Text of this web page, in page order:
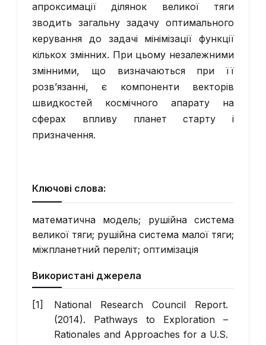
апроксимації ділянок великої тяги
зводить загальну задачу оптимального
керування до задачі мінімізації функції
кількох змінних. При цьому незалежними
змінними, що визначаються при її
розв’язанні, є компоненти векторів
швидкостей космічного апарату на
сферах впливу планет старту і
призначення.
Ключові слова:
математична модель; рушійна система
великої тяги; рушійна система малої тяги;
міжпланетний переліт; оптимізація
Використані джерела
National Research Council Report.
(2014). Pathways to Exploration –
Rationales and Approaches for a U.S.